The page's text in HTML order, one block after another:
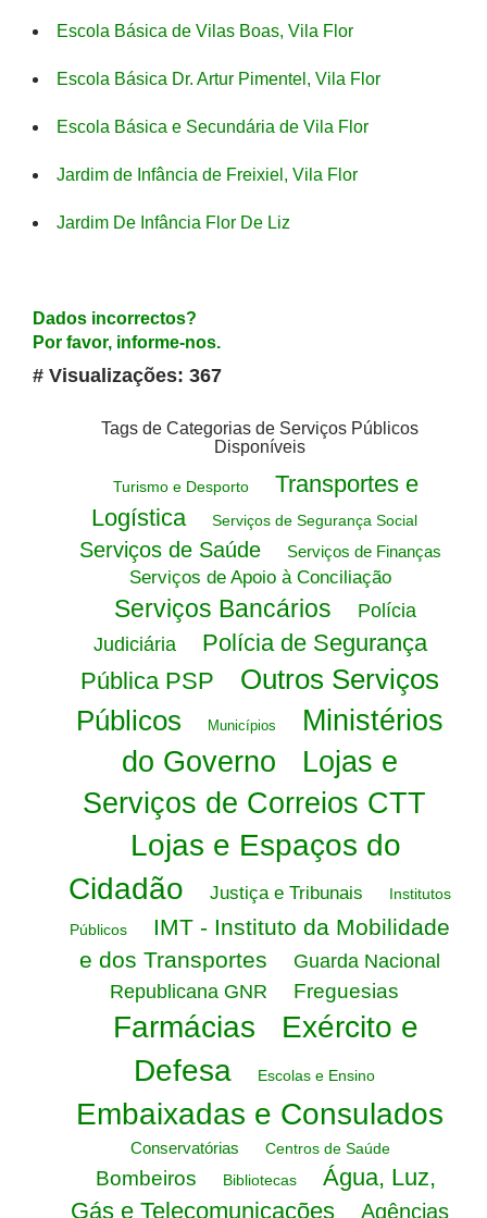
Escola Básica de Vilas Boas, Vila Flor
Escola Básica Dr. Artur Pimentel, Vila Flor
Escola Básica e Secundária de Vila Flor
Jardim de Infância de Freixiel, Vila Flor
Jardim De Infância Flor De Liz
Dados incorrectos?
Por favor, informe-nos.
# Visualizações: 367
Tags de Categorias de Serviços Públicos
Disponíveis
Turismo e Desporto
Transportes e
Logística
Serviços de Segurança Social
Serviços de Saúde Serviços de Finanças
Serviços de Apoio à Conciliação
Serviços Bancários
Polícia
Judiciária
Polícia de Segurança
Pública PSP
Outros Serviços
Públicos
Municípios
Ministérios
do Governo
Lojas e
Serviços de Correios CTT
Lojas e Espaços do
Cidadão
Justiça e Tribunais Institutos
Públicos
IMT - Instituto da Mobilidade
e dos Transportes
Guarda Nacional
Republicana GNR
Freguesias
Farmácias
Exército e
Defesa
Escolas e Ensino
Embaixadas e Consulados
Conservatórias Centros de Saúde
Bombeiros Bibliotecas
Água, Luz,
Gás e Telecomunicações
Agências